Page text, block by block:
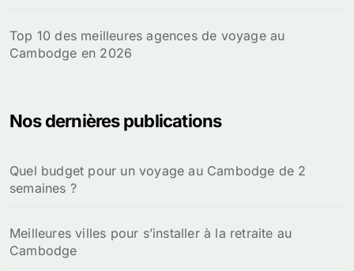
Top 10 des meilleures agences de voyage au
Cambodge en 2026
Nos dernières publications
Quel budget pour un voyage au Cambodge de 2
semaines ?
Meilleures villes pour s’installer à la retraite au
Cambodge